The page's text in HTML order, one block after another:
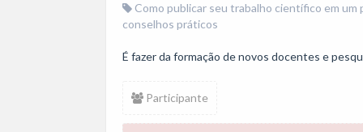
Como publicar seu trabalho científico em um
conselhos práticos
É fazer da formação de novos docentes e
Participante